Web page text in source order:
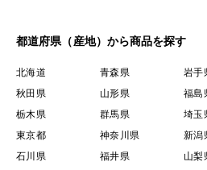
都道府県（産地）から商品を探す
北海道 青森県 岩手
秋田県
山形県 福島
栃木県
群馬県 埼玉
東京都
神奈川県 新潟
石川県
福井県 山梨